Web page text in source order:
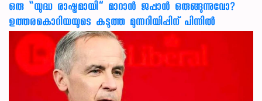
ഒരു “യുദ്ധ രാഷ്ട്രമായി” മാറാൻ ജപ്പാൻ ഒരുങ്ങുന്നുവോ?
ഉത്തരകൊറിയയുടെ കടുത്ത മുന്നറിയിപ്പിന് പിന്നിൽ